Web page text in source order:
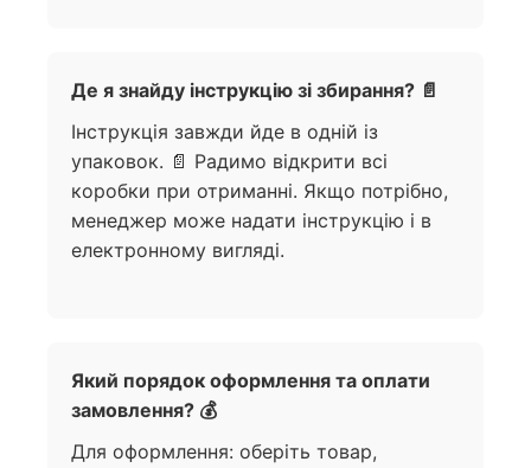
Де я знайду інструкцію зі збирання? 📄
Інструкція завжди йде в одній із
упаковок. 📄 Радимо відкрити всі
коробки при отриманні. Якщо потрібно,
менеджер може надати інструкцію і в
електронному вигляді.
Який порядок оформлення та оплати
замовлення? 💰
Для оформлення: оберіть товар,